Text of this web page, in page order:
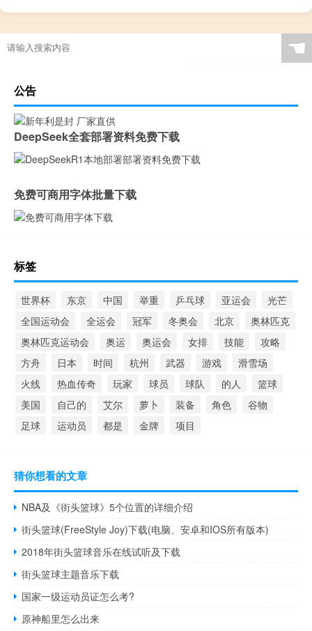
在上海哪里可以买nba球衣
举重手抖犯规吗
我们过年吃什么东西
聚氨酯板重量计算公式 ☚
公告
DeepSeek全套部署资料免费下载
免费可商用字体批量下载
标签
世界杯 东京 中国 举重 乒乓球 亚运会
光芒
全国运动会
全运会 冠军 冬奥会 北京
奥林匹克
奥林匹克运动会
奥运 奥运会 女排 技能
攻略
方舟
日本 时间 杭州 武器 游戏
滑雪场
火线
热血传奇 玩家 球员 球队 的人
篮球
美国
自己的 艾尔 萝卜 装备 角色
谷物
足球
运动员 都是 金牌 项目
猜你想看的文章
NBA及《街头篮球》5个位置的详细介绍
街头篮球(FreeStyle Joy)下载(电脑、安卓和IOS所有版本)
2018年街头篮球音乐在线试听及下载
街头篮球主题音乐下载
国家一级运动员证怎么考?
原神船里怎么出来